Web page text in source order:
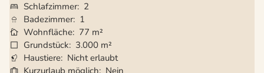
Schlafzimmer 2
Badezimmer 1
Wohnfläche 77 m²
Grundstück
3.000 m²
Haustiere Nicht erlaubt